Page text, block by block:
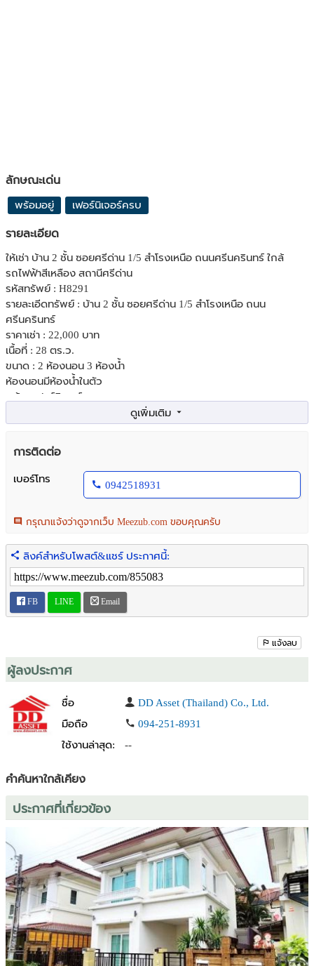
ลักษณะเด่น
พร้อมอยู่ เฟอร์นิเจอร์ครบ
รายละเอียด
ให้เช่า บ้าน 2 ชั้น ซอยศรีด่าน 1/5 สำโรงเหนือ ถนนศรีนครินทร์ ใกล้
รถไฟฟ้าสีเหลือง สถานีศรีด่าน
รหัสทรัพย์ : H8291
รายละเอีดทรัพย์ : บ้าน 2 ชั้น ซอยศรีด่าน 1/5 สำโรงเหนือ ถนน
ศรีนครินทร์
ราคาเช่า : 22,000 บาท
เนื้อที่ : 28 ตร.ว.
ขนาด : 2 ห้องนอน 3 ห้องน้ำ
ห้องนอนมีห้องน้ำในตัว
พร้อมเฟอร์นิเจอร์
- แอร์ , ตู้เย็น , เครื่องทำน้ำอุ่น , ไมโครเวฟ , ประตูรั้วรีโมท
จอดรถได้ 2 คัน
ที่ตั้ง : ซอยศรีด่าน 1/5 ตำบลสำโรงเหนือ อำเภอเมืองสมุทรปราการ
สมุทรปราการ 10270
____________________________
- รถไฟฟ้าสายสีเหลือง สถานีศรีด่าน
- โรงเรียนเซนต์โยเซฟ บางนา
- พิพิธภัณฑ์ ช้างเอราวัณ
____________________________
Please contact us for more details
ID Line : @ddassetthailand
( A )
Visit our website :
www.ddasset.co.th
Visit our Facebook :
https://www.facebook.com/ddassetthailand/
DD Asset (Thailand) Co., Ltd.
ชนิด
#DDAsset #ขายบ้าน #คอนโด #บ้านมือ1 #บ้านมือ2 #ขายบ้านมือสอง
#ที่ดินเปล่า #บ้าน #ฝากขายบ้าน #ขายที่ดิน #บ้านเช่า #คอนโดเช่า #บ้าน
พร้อมอยู่ #รับฝากขายบ้าน #บ้านเดี่ยว #บ้านมือสอง #สมุทรปราการ
การติดต่อ
เบอร์โทร
0942518931
กรุณาแจ้งว่าดูจากเว็บ Meezub.com ขอบคุณครับ
ลิงค์สำหรับโพสต์&แชร์ ประกาศนี้:
FB LINE Email
แจ้งลบ
ผู้ลงประกาศ
ชื่อ
DD Asset (Thailand) Co., Ltd.
มือถือ
094-251-8931
ใช้งานล่าสุด:
--
คำค้นหาใกล้เคียง
ประกาศที่เกี่ยวข้อง